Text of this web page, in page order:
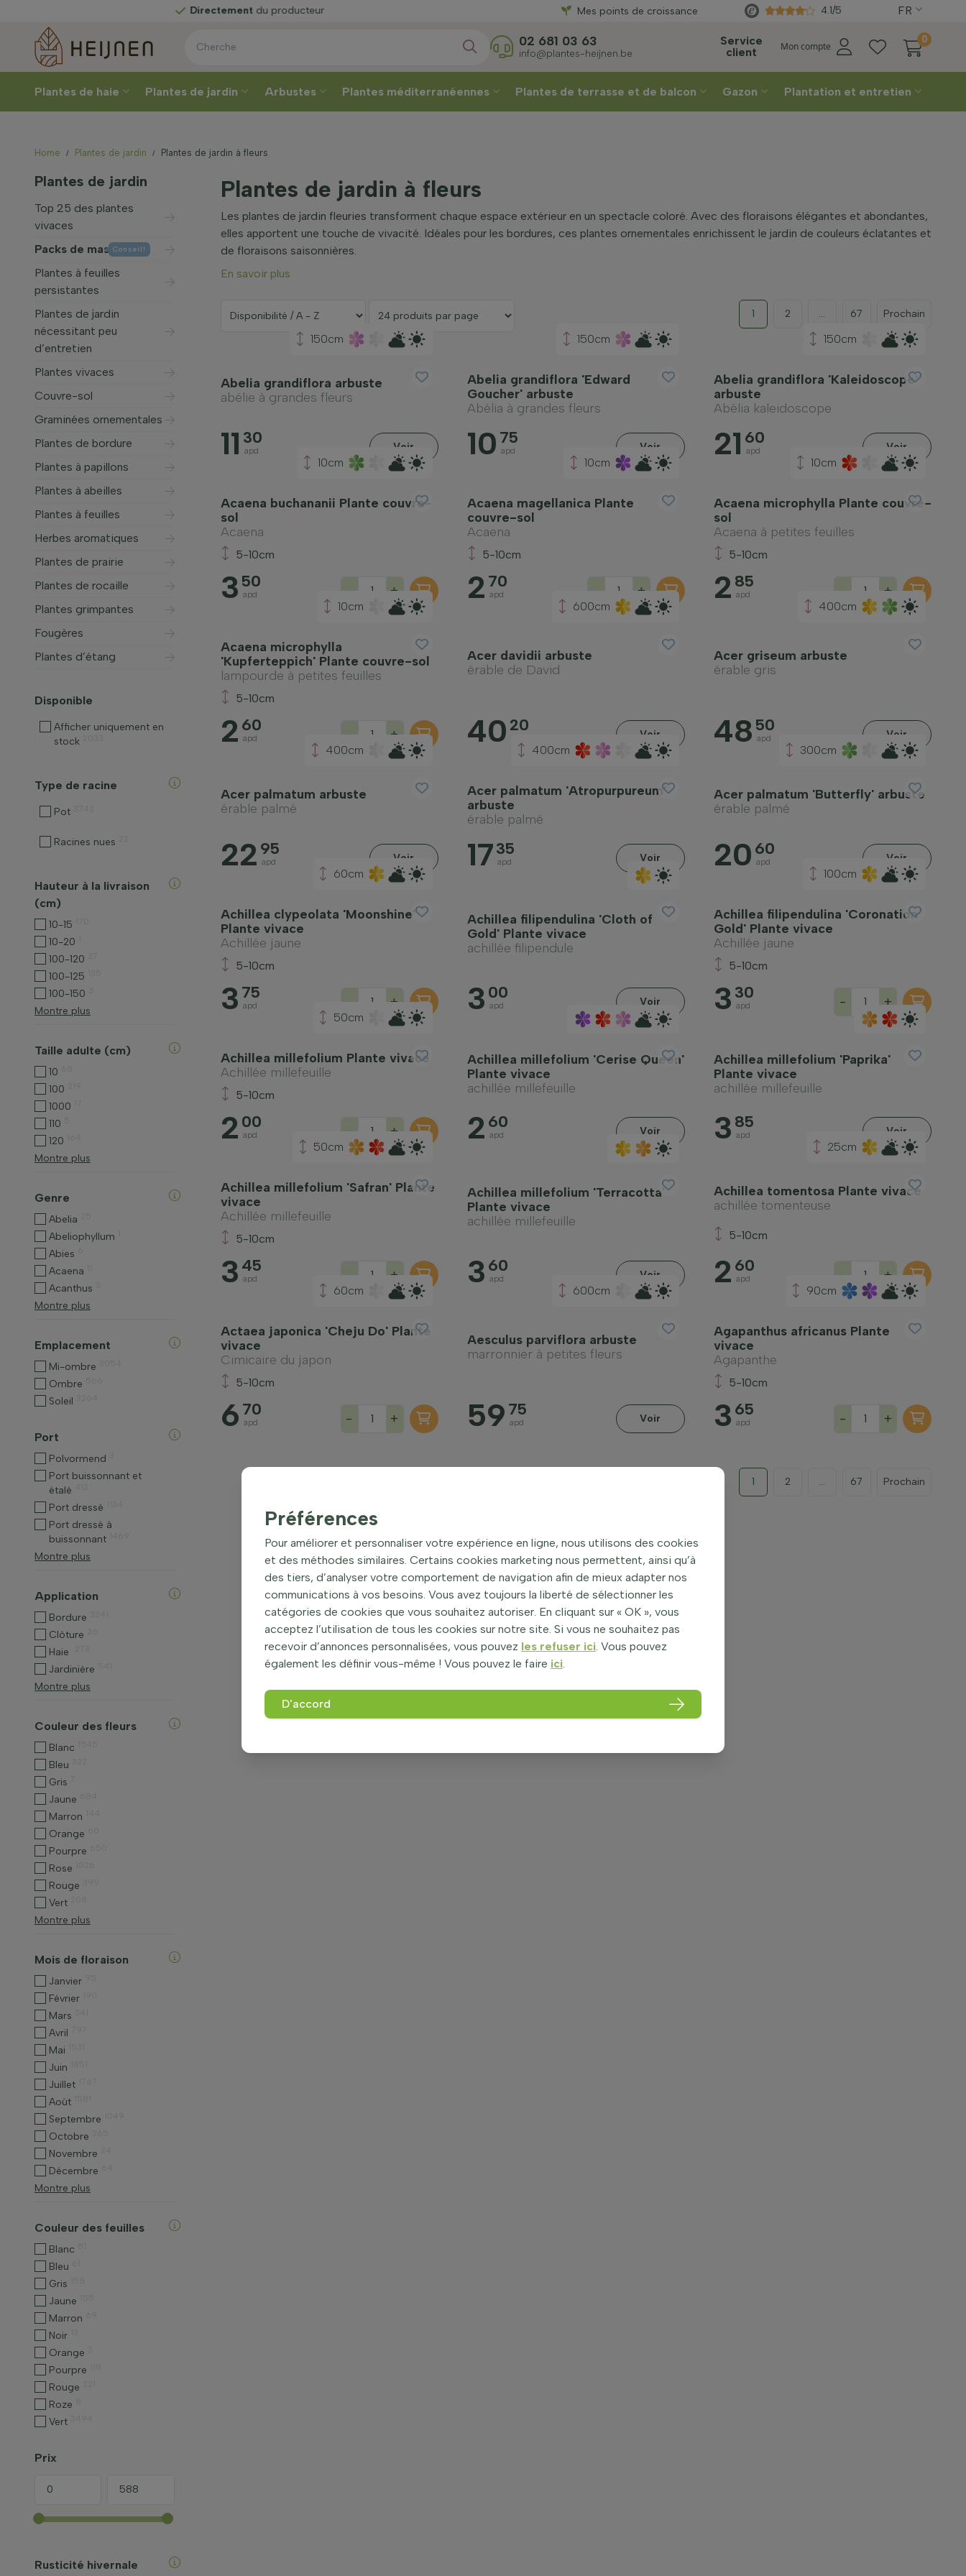
Directementdu producteur Choisissez votresemaine de livraison
Mes points de croissance 4.1/5 FR
Service
client
Mon compte
0
02 681 03 63
info@plantes-heijnen.be
Plantes de haie Plantes de jardin Arbustes Plantes méditerranéennes Plantes de terrasse et de balcon Gazon Plantation et entretien
Home Plantes de jardin Plantes de jardin à fleurs
Plantes de jardin
Top 25 des plantes
vivaces
Packs de massifsConseil!
Plantes à feuilles
persistantes
Plantes de jardin
nécessitant peu
d’entretien
Plantes vivaces
Couvre-sol
Graminées ornementales
Plantes de bordure
Plantes à papillons
Plantes à abeilles
Plantes à feuilles
Herbes aromatiques
Plantes de prairie
Plantes de rocaille
Plantes grimpantes
Fougères
Plantes d’étang
Disponible
Afficher uniquement en
stock
Type de racine
Pot
Racines nues
Hauteur à la livraison
(cm)
10-15
10-20
100-120
100-125
100-150
Montre plus
Taille adulte (cm)
10
100
1000
110
120
Montre plus
Genre
Abelia
Abeliophyllum
Abies
Acaena
Acanthus
Montre plus
Emplacement
Mi-ombre
Ombre
Soleil
Port
Polvormend
Port buissonnant et
étalé
Port dressé
Port dressé à
buissonnant
Montre plus
Application
Bordure
Clôture
Haie
Jardinière
Montre plus
Couleur des fleurs
Blanc
Bleu
Gris
Jaune
Marron
Orange
Pourpre
Rose
Rouge
Vert
Montre plus
Mois de floraison
Janvier
Février
Mars
Avril
Mai
Juin
Juillet
Août
Septembre
Octobre
Novembre
Décembre
Montre plus
Couleur des feuilles
Blanc
Bleu
Gris
Jaune
Marron
Noir
Orange
Pourpre
Rouge
Roze
Vert
Prix
Rusticité hivernale
Plantes de jardin à fleurs
Les plantes de jardin fleuries transforment chaque espace extérieur en un spectacle coloré. Avec des floraisons élégantes et abondantes,
elles apportent une touche de vivacité. Idéales pour les bordures, ces plantes ornementales enrichissent le jardin de couleurs éclatantes et
de floraisons saisonnières.
En savoir plus
1 2 ... 67 Prochain
150cm
Abelia grandiflora arbuste
abélie à grandes fleurs
11 30
apd Voir
150cm
Abelia grandiflora 'Edward
Goucher' arbuste
Abélia à grandes fleurs
10 75
apd Voir
150cm
Abelia grandiflora 'Kaleidoscope'
arbuste
Abélia kaleidoscope
21 60
apd Voir
10cm
Acaena buchananii Plante couvre-
sol
Acaena
5-10cm
3 50
apd - +
10cm
Acaena magellanica Plante
couvre-sol
Acaena
5-10cm
2 70
apd - +
10cm
Acaena microphylla Plante couvre-
sol
Acaena à petites feuilles
5-10cm
2 85
apd - +
10cm
Acaena microphylla
'Kupferteppich' Plante couvre-sol
lampourde à petites feuilles
5-10cm
2 60
apd - +
600cm
Acer davidii arbuste
érable de David
40 20 Voir
400cm
Acer griseum arbuste
érable gris
48 50
apd Voir
400cm
Acer palmatum arbuste
érable palmé
22 95
apd Voir
400cm
Acer palmatum 'Atropurpureum'
arbuste
érable palmé
1735
apd Voir
300cm
Acer palmatum 'Butterfly' arbuste
érable palmé
20 60
apd Voir
60cm
Achillea clypeolata 'Moonshine'
Plante vivace
Achillée jaune
5-10cm
3 75
apd - +
Achillea filipendulina 'Cloth of
Gold' Plante vivace
achillée filipendule
3 00
apd Voir
100cm
Achillea filipendulina 'Coronation
Gold' Plante vivace
Achillée jaune
5-10cm
3 30
apd - +
50cm
Achillea millefolium Plante vivace
Achillée millefeuille
5-10cm
2 00
apd - +
Achillea millefolium 'Cerise Queen'
Plante vivace
achillée millefeuille
2 60
apd Voir
Achillea millefolium 'Paprika'
Plante vivace
achillée millefeuille
3 85
apd Voir
50cm
Achillea millefolium 'Safran' Plante
vivace
Achillée millefeuille
5-10cm
3 45
apd - +
Achillea millefolium 'Terracotta'
Plante vivace
achillée millefeuille
3 60
apd Voir
25cm
Achillea tomentosa Plante vivace
achillée tomenteuse
5-10cm
2 60
apd - +
60cm
Actaea japonica 'Cheju Do' Plante
vivace
Cimicaire du japon
5-10cm
6 70
apd - +
600cm
Aesculus parviflora arbuste
marronnier à petites fleurs
59 75
apd Voir
90cm
Agapanthus africanus Plante
vivace
Agapanthe
5-10cm
3 65
apd - +
1 2 ... 67 Prochain
Préférences
Pour améliorer et personnaliser votre expérience en ligne, nous utilisons des cookies
et des méthodes similaires. Certains cookies marketing nous permettent, ainsi qu’à
des tiers, d’analyser votre comportement de navigation afin de mieux adapter nos
communications à vos besoins. Vous avez toujours la liberté de sélectionner les
catégories de cookies que vous souhaitez autoriser. En cliquant sur « OK », vous
acceptez l’utilisation de tous les cookies sur notre site. Si vous ne souhaitez pas
recevoir d’annonces personnalisées, vous pouvez les refuser ici. Vous pouvez
également les définir vous-même ! Vous pouvez le faire ici.
D'accord